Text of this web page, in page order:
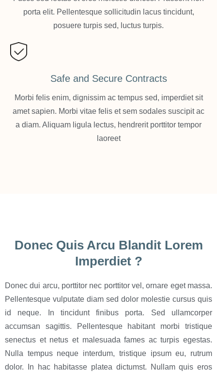
porta elit. Pellentesque sollicitudin lacus tincidunt,
posuere turpis sed, luctus turpis.
Safe and Secure Contracts
Morbi felis enim, dignissim ac tempus sed, imperdiet sit
amet sapien. Morbi vitae felis et sem sodales suscipit ac
a diam. Aliquam ligula lectus, hendrerit porttitor tempor
laoreet
Donec Quis Arcu Blandit Lorem
Imperdiet ?
Donec dui arcu, porttitor nec porttitor vel, ornare eget massa.
Pellentesque vulputate diam sed dolor molestie cursus quis
id neque. In tincidunt finibus porta. Sed ullamcorper
accumsan sagittis. Pellentesque habitant morbi tristique
senectus et netus et malesuada fames ac turpis egestas.
Nulla tempus neque interdum, tristique ipsum eu, rutrum
dolor. In hac habitasse platea dictumst. Nullam quis eros